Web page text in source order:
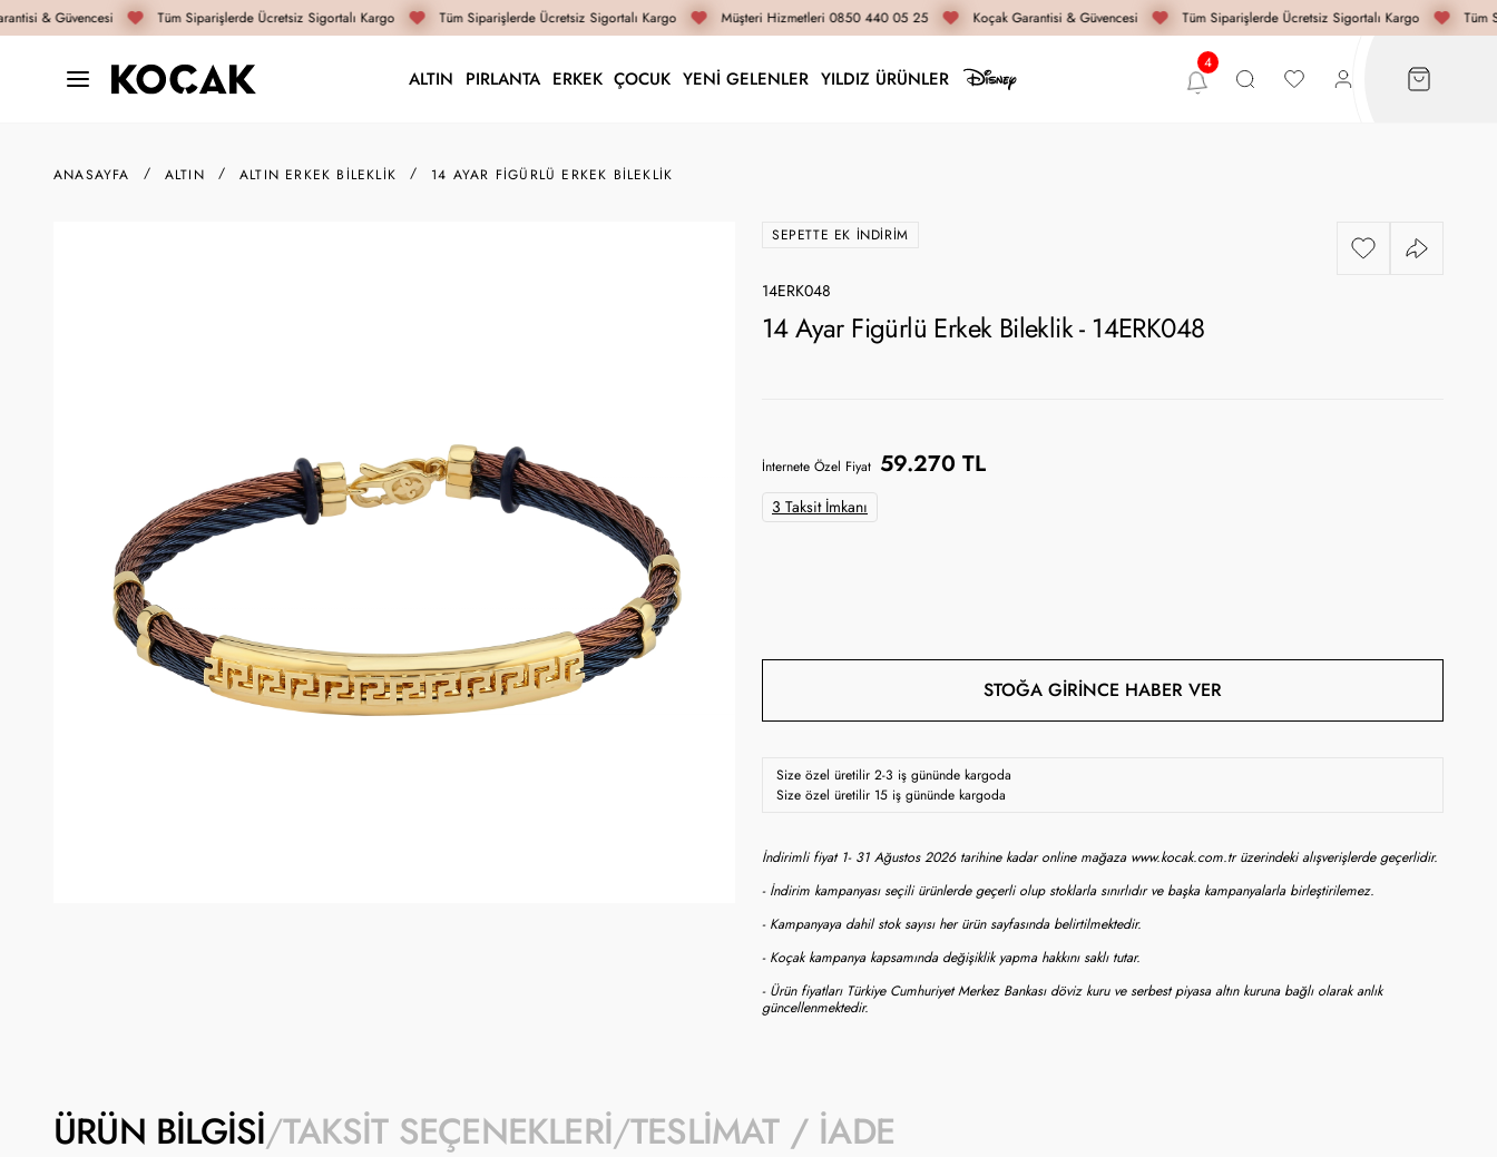
& Güvencesi Tüm Siparişlerde Ücretsiz Sigortalı Kargo Tüm Siparişlerde Ücretsiz Sigortalı Kargo Müşteri Hizmetleri 0850 440 05 25 Koçak Garantisi & Güvencesi Tüm Siparişlerde Ücretsiz Sigortalı Kargo Tüm
ALTIN PIRLANTA ERKEK ÇOCUK YENİ GELENLER YILDIZ ÜRÜNLER
ANASAYFA ALTIN ALTIN ERKEK BILEKLIK 14 AYAR FIGÜRLÜ ERKEK BILEKLIK
SEPETTE EK İNDIRIM
14ERK048
14 Ayar Figürlü Erkek Bileklik - 14ERK048
İnternete Özel Fiyat 59.270 TL
3 Taksit İmkanı
STOĞA GIRINCE HABER VER
Size özel üretilir 2-3 iş gününde kargoda
Size özel üretilir 15 iş gününde kargoda
İndirimli fiyat 1- 31 Ağustos 2026 tarihine kadar online mağaza www.kocak.com.tr üzerindeki alışverişlerde geçerlidir.
- İndirim kampanyası seçili ürünlerde geçerli olup stoklarla sınırlıdır ve başka kampanyalarla birleştirilemez.
- Kampanyaya dahil stok sayısı her ürün sayfasında belirtilmektedir.
- Koçak kampanya kapsamında değişiklik yapma hakkını saklı tutar.
- Ürün fiyatları Türkiye Cumhuriyet Merkez Bankası döviz kuru ve serbest piyasa altın kuruna bağlı olarak anlık
güncellenmektedir.
ÜRÜN BILGISI TAKSIT SEÇENEKLERI TESLIMAT / İADE